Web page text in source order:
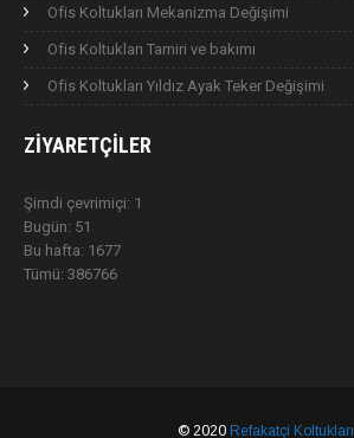
Ofis Koltukları Mekanizma Değişimi
Ofis Koltukları Tamiri ve bakımı
Ofis Koltukları Yıldız Ayak Teker Değişimi
ZIYARETÇILER
Şimdi çevrimiçi: 1
Bugün: 51
Bu hafta: 1677
Tümü: 386766
© 2020 Refakatçi Koltukları